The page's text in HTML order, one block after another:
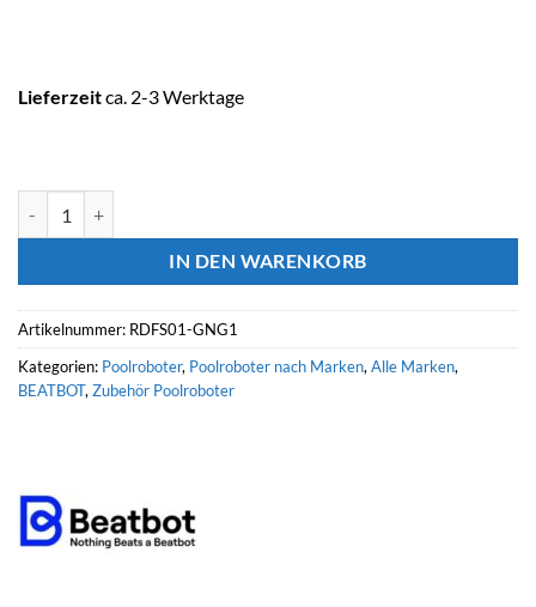
Lieferzeitca. 2-3 Werktage
IN DEN WARENKORB
Artikelnummer: RDFS01-GNG1
Kategorien: Poolroboter, Poolroboter nach Marken,Alle Marken,
BEATBOT,Zubehör Poolroboter